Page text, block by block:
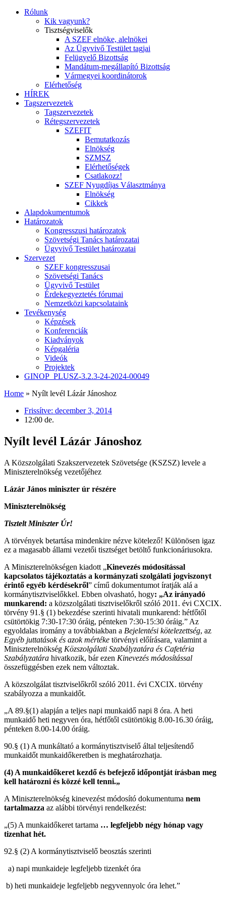
Rólunk
Kik vagyunk?
Tisztségviselők
A SZEF elnöke, alelnökei
Az Ügyvivő Testület tagjai
Felügyelő Bizottság
Mandátum-megállapító Bizottság
Vármegyei koordinátorok
Elérhetőség
HÍREK
Tagszervezetek
Tagszervezetek
Rétegszervezetek
SZEFIT
Bemutatkozás
Elnökség
SZMSZ
Elérhetőségek
Csatlakozz!
SZEF Nyugdíjas Választmánya
Elnökség
Cikkek
Alapdokumentumok
Határozatok
Kongresszusi határozatok
Szövetségi Tanács határozatai
Ügyvivő Testület határozatai
Szervezet
SZEF kongresszusai
Szövetségi Tanács
Ügyvivő Testület
Érdekegyeztetés fórumai
Nemzetközi kapcsolataink
Tevékenység
Képzések
Konferenciák
Kiadványok
Képgaléria
Videók
Projektek
GINOP_PLUSZ-3.2.3-24-2024-00049
Home » Nyílt levél Lázár Jánoshoz
Frissítve: december 3, 2014
12:00 de.
Nyílt levél Lázár Jánoshoz
A Közszolgálati Szakszervezetek Szövetsége (KSZSZ) levele a
Miniszterelnökség vezetőjéhez
Lázár János miniszter úr részére
Miniszterelnökség
Tisztelt Miniszter Úr!
A törvények betartása mindenkire nézve kötelező! Különösen igaz
ez a magasabb állami vezetői tisztséget betöltő funkcionáriusokra.
A Miniszterelnökségen kiadott „Kinevezés módosítással
kapcsolatos tájékoztatás a kormányzati szolgálati jogviszonyt
érintő egyéb kérdésekről” című dokumentumot íratják alá a
kormánytisztviselőkkel. Ebben olvasható, hogy: „Az irányadó
munkarend: a közszolgálati tisztviselőkről szóló 2011. évi CXCIX.
törvény 91.§ (1) bekezdése szerinti hivatali munkarend: hétfőtől
csütörtökig 7:30-17:30 óráig, pénteken 7:30-15:30 óráig.” Az
egyoldalas iromány a továbbiakban a Bejelentési kötelezettség, az
Egyéb juttatások és azok mértéke törvényi előírásara valamint a
Miniszterelnökség Közszolgálati Szabályzatára és Cafetéria
Szabályzatára hivatkozik, bár ezen Kinevezés módosítással
összefüggésben ezek nem változtak.
A közszolgálat tisztviselőkről szóló 2011. évi CXCIX. törvény
szabályozza a munkaidőt.
„A 89.§(1) alapján a teljes napi munkaidő napi 8 óra. A heti
munkaidő heti negyven óra, hétfőtől csütörtökig 8.00-16.30 óráig,
pénteken 8.00-14.00 óráig.
90.§ (1) A munkáltató a kormánytisztviselő által teljesítendő
munkaidőt munkaidőkeretben is meghatározhatja.
(4) A munkaidőkeret kezdő és befejező időpontját írásban meg
kell határozni és közzé kell tenni.„
A Miniszterelnökség kinevezést módosító dokumentuma nem
tartalmazza az alábbi törvényi rendelkezést:
„(5) A munkaidőkeret tartama … legfeljebb négy hónap vagy
tizenhat hét.
92.§ (2) A kormánytisztviselő beosztás szerinti
a) napi munkaideje legfeljebb tizenkét óra
b) heti munkaideje legfeljebb negyvennyolc óra lehet.”